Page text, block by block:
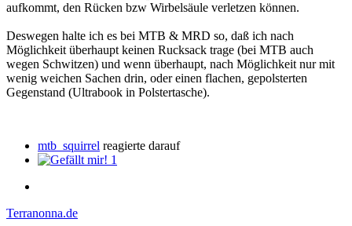
aufkommt, den Rücken bzw Wirbelsäule verletzen können.
Deswegen halte ich es bei MTB & MRD so, daß ich nach
Möglichkeit überhaupt keinen Rucksack trage (bei MTB auch
wegen Schwitzen) und wenn überhaupt, nach Möglichkeit nur mit
wenig weichen Sachen drin, oder einen flachen, gepolsterten
Gegenstand (Ultrabook in Polstertasche).
mtb_squirrel reagierte darauf
1
Terranonna.de